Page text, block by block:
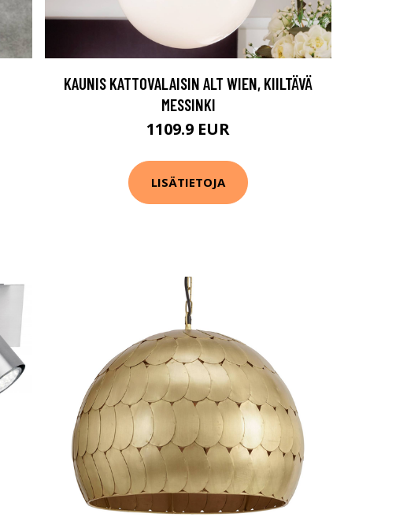
KAUNIS KATTOVALAISIN ALT WIEN, KIILTÄVÄ
MESSINKI
1109.9 EUR
LISÄTIETOJA